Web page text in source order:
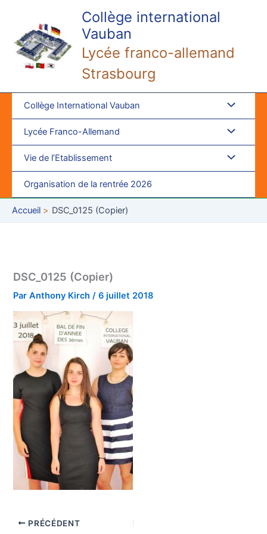
contenu
Collège international
Vauban
Lycée franco-allemand
Strasbourg
Collège International Vauban
Lycée Franco-Allemand
Vie de l’Etablissement
Organisation de la rentrée 2026
Accueil DSC_0125 (Copier)
DSC_0125 (Copier)
ParAnthony Kirch/6 juillet 2018
PRÉCÉDENT